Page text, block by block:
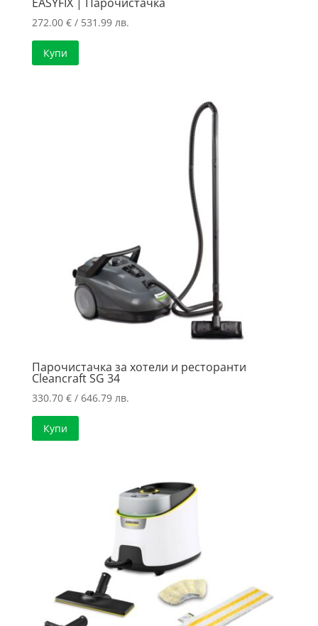
272.00 €/ 531.99 лв.
Купи
Парочистачка за хотели и ресторанти
Cleancraft SG 34
330.70 €/ 646.79 лв.
Купи